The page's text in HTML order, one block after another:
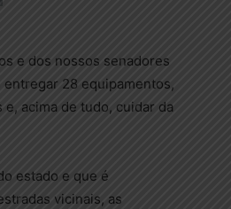
e dos nossos senadores
28 equipamentos,
acima de tudo, cuidar da
estado e que é
vicinais, as